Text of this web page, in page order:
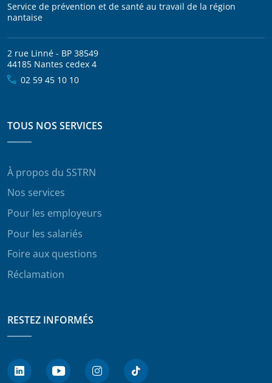
Service de prévention et de santé au travail de la région
nantaise
2 rue Linné - BP 38549
44185 Nantes cedex 4
02 59 45 10 10
TOUS NOS SERVICES
À propos du SSTRN
Nos services
Pour les employeurs
Pour les salariés
Foire aux questions
Réclamation
RESTEZ INFORMÉS